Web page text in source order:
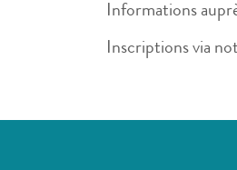
Informations
Inscriptions via